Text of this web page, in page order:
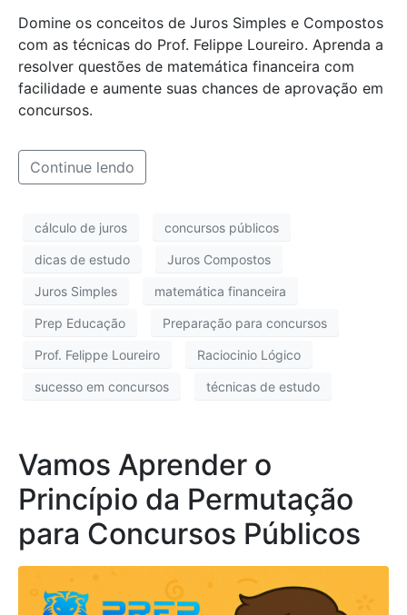
Domine os conceitos de Juros Simples e Compostos
com as técnicas do Prof. Felippe Loureiro. Aprenda a
resolver questões de matemática financeira com
facilidade e aumente suas chances de aprovação em
concursos.
Continue lendo
cálculo de juros concursos públicos
dicas de estudo Juros Compostos
Juros Simples matemática financeira
Prep Educação Preparação para concursos
Prof. Felippe Loureiro Raciocinio Lógico
sucesso em concursos técnicas de estudo
Vamos Aprender o
Princípio da Permutação
para Concursos Públicos